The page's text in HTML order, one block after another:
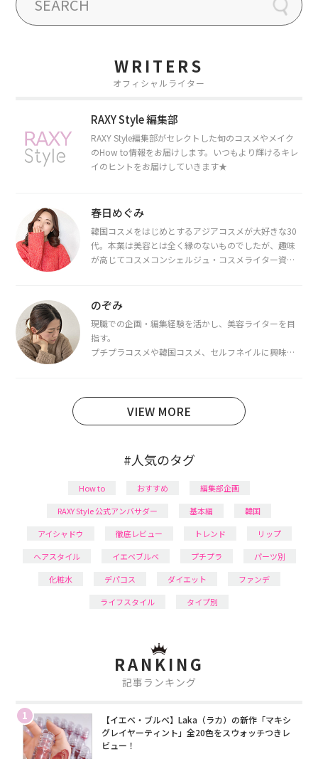
WRITERS
オフィシャルライター
RAXY Style 編集部
RAXY Style編集部がセレクトした旬のコスメやメイク
のHow to情報をお届けします。いつもより輝けるキレ
イのヒントをお届けしていきます★
春日めぐみ
韓国コスメをはじめとするアジアコスメが大好きな30
代。本業は美容とは全く縁のないものでしたが、趣味
が高じてコスメコンシェルジュ・コスメライター資格
断・骨格診断によるイメージコンサルティングも行っ
のぞみ
現職での企画・編集経験を活かし、美容ライターを目
指す。
プチプラコスメや韓国コスメ、セルフネイルに興味が
日本化粧品検定1級保有。
VIEW MORE
#人気のタグ
How to おすすめ
編集部企画
RAXY Style 公式アンバサダー
基本編
韓国
アイシャドウ
徹底レビュー トレンド
リップ
ヘアスタイル
イエベブルベ プチプラ
パーツ別
化粧水
デパコス ダイエット
ファンデ
ライフスタイル
タイプ別
RANKING
記事ランキング
1
【イエベ・ブルベ】Laka（ラカ）の新作「マキシ
グレイヤーティント」全20色をスウォッチつきレ
ビュー！